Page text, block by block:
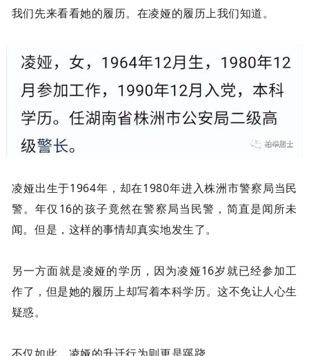
我们先来看看她的履历。在凌娅的履历上我们知道。
凌娅出生于1964年，却在1980年进入株洲市警察局当民
警。年仅16的孩子竟然在警察局当民警，简直是闻所未
闻。但是，这样的事情却真实地发生了。
另一方面就是凌娅的学历，因为凌娅16岁就已经参加工
作了，但是她的履历上却写着本科学历。这不免让人心生
疑惑。